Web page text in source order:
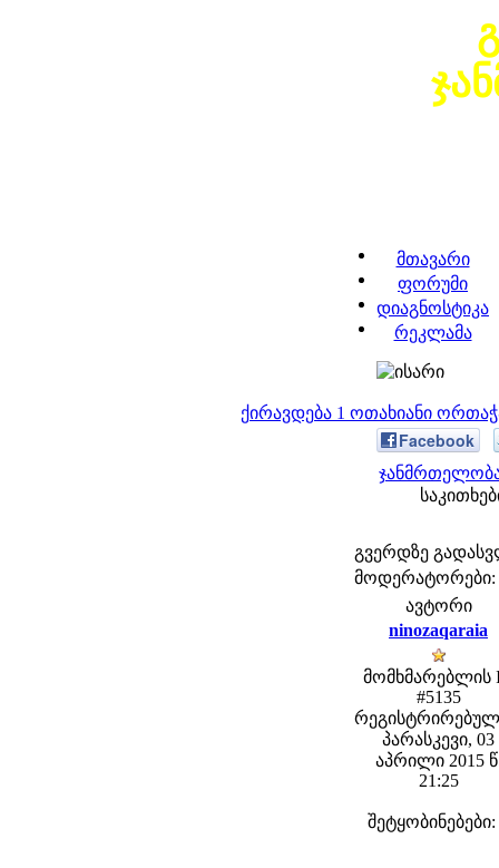
მთავარი
ფორუმი
დიაგნოსტიკა
რეკლამა
ქირავდება 1 ოთახიანი
Facebook
გვერდზე
მოდერატორები:
ავტორი
ninozaqaraia
მომხმარებლის
#5135
პარასკევი, 03
აპრილი 2015
21:25
შეტყობინებები: